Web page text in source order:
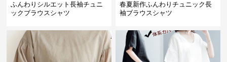
ふんわりシルエット長袖チュニ
ックブラウスシャツ
春夏新作ふんわりチュニック長
袖ブラウスシャツ